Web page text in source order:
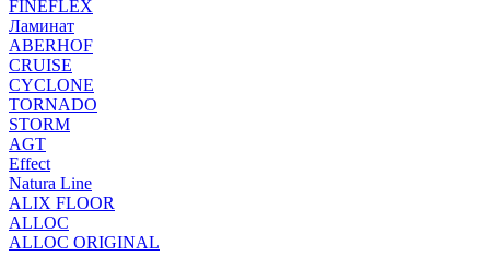
FINEFLEX
Ламинат
ABERHOF
CRUISE
CYCLONE
TORNADO
STORM
AGT
Effect
Natura Line
ALIX FLOOR
ALLOC
ALLOC ORIGINAL